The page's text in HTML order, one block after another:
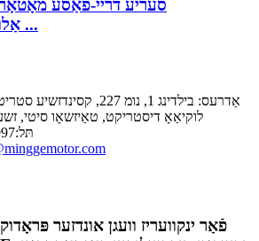
אַלומינום גוף ...
אַדרעס: בילדינג 1, נומ 227,
לוקיאַאָ דיסטריקט, טאַיזשאָו סיטי,
תּל:
פֿאַר ינקוועריז וועגן אונדזער